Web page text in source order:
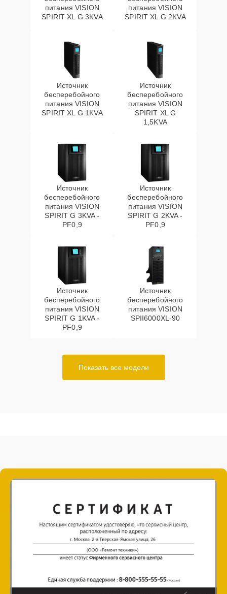
питания VISION
SPIRIT XL G 3KVA
питания VISION
SPIRIT XL G 2KVA
Источник
бесперебойного
питания VISION
SPIRIT XL G 1KVA
Источник
бесперебойного
питания VISION
SPIRIT XL G
1,5KVA
Источник
бесперебойного
питания VISION
SPIRIT G 3KVA -
PF0,9
Источник
бесперебойного
питания VISION
SPIRIT G 2KVA -
PF0,9
Источник
бесперебойного
питания VISION
SPIRIT G 1KVA -
PF0,9
Источник
бесперебойного
питания VISION
SPII6000XL-90
Показать все модели